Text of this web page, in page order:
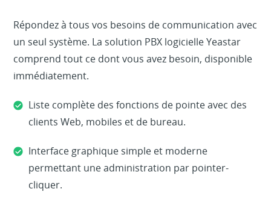
Répondez à tous vos besoins de communication avec
un seul système. La solution PBX logicielle Yeastar
comprend tout ce dont vous avez besoin, disponible
immédiatement.
Liste complète des fonctions de pointe avec des
clients Web, mobiles et de bureau.
Interface graphique simple et moderne
permettant une administration par pointer-
cliquer.